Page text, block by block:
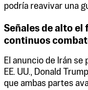
podría reavivar una
Señales de alto el
continuos
El anuncio de Irán
EE. UU., Donald
que ambas partes